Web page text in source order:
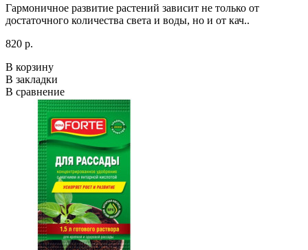
Гармоничное развитие растений зависит не только от
достаточного количества света и воды, но и от кач..
820 р.
В корзину
В закладки
В сравнение